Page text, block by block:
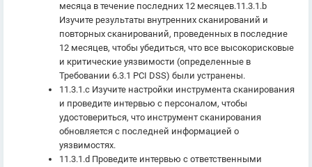
месяца в течение последних 12 месяцев.11.3.1.b
Изучите результаты внутренних сканирований и
повторных сканирований, проведенных в последние
12 месяцев, чтобы убедиться, что все высокорисковые
и критические уязвимости (определенные в
Требовании 6.3.1 PCI DSS) были устранены.
11.3.1.c Изучите настройки инструмента сканирования
и проведите интервью с персоналом, чтобы
удостовериться, что инструмент сканирования
обновляется с последней информацией о
уязвимостях.
11.3.1.d Проведите интервью с ответственными